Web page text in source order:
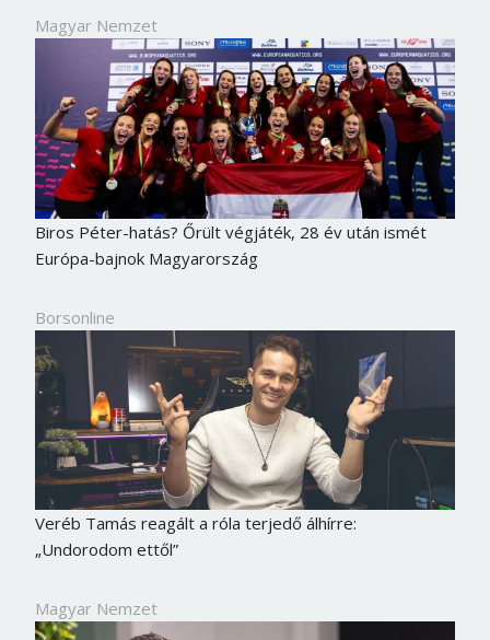
Magyar Nemzet
Biros Péter-hatás? Őrült végjáték, 28 év után ismét
Európa-bajnok Magyarország
Borsonline
Veréb Tamás reagált a róla terjedő álhírre:
„Undorodom ettől”
Magyar Nemzet